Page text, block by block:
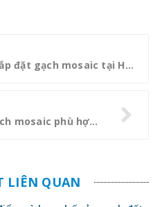
Chi phí thi công, lắp đặt gạch mosaic tại Hà Nội
Lựa chọn kích thước gạch mosaic phù hợp cho phòng tắm
LIÊN QUAN